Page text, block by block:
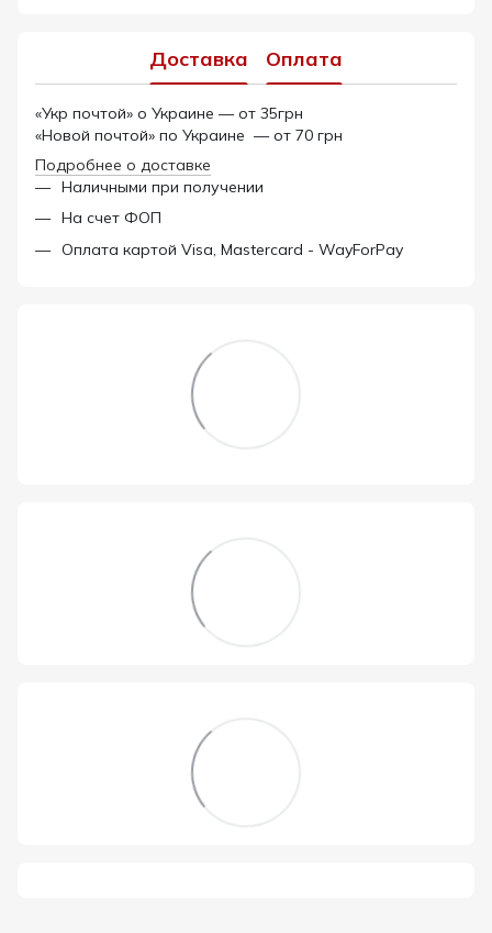
Доставка Оплата
«Укр почтой» о Украине — от 35грн
«Новой почтой» по Украине — от 70 грн
Подробнее о доставке
Наличными при получении
На счет ФОП
Оплата картой Visa, Mastercard - WayForPay